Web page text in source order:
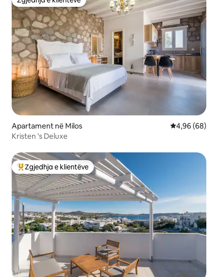
Zgjedhja e klientëve
Apartament në Milos Vlerësimi
4,96 (68)
Kristen 's Deluxe
Më të mirat e zgjedhjeve të klientëve
Zgjedhja e klientëve